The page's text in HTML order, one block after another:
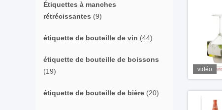
Étiquettes à manches
rétrécissantes (9)
étiquette de bouteille de vin (44)
étiquette de bouteille de boissons
(19)
étiquette de bouteille de bière (20)
vidéo